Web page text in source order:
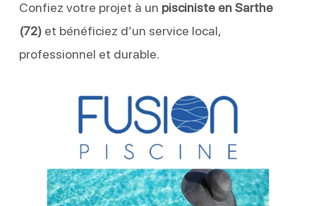
Confiez votre projet à un pisciniste en Sarthe
(72)et bénéficiez d’un service local,
professionnel et durable.